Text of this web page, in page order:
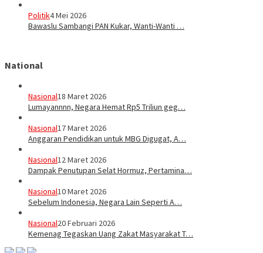
Politik4 Mei 2026
Bawaslu Sambangi PAN Kukar, Wanti-Wanti …
National
Nasional18 Maret 2026
Lumayannnn, Negara Hemat Rp5 Triliun geg…
Nasional17 Maret 2026
Anggaran Pendidikan untuk MBG Digugat, A…
Nasional12 Maret 2026
Dampak Penutupan Selat Hormuz, Pertamina…
Nasional10 Maret 2026
Sebelum Indonesia, Negara Lain Seperti A…
Nasional20 Februari 2026
Kemenag Tegaskan Uang Zakat Masyarakat T…